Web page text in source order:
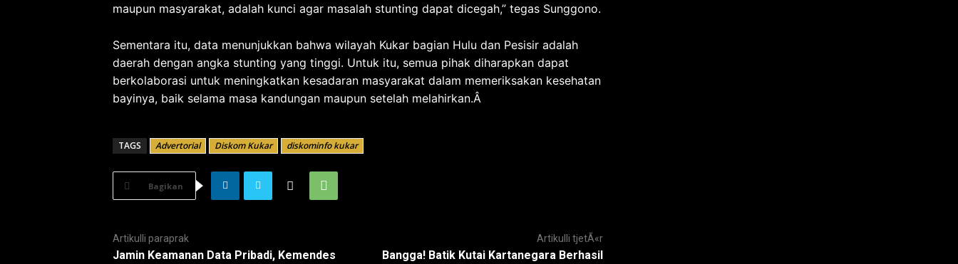
maupun masyarakat, adalah kunci agar masalah stunting dapat dicegah,” tegas Sunggono.
Sementara itu, data menunjukkan bahwa wilayah Kukar bagian Hulu dan Pesisir adalah
daerah dengan angka stunting yang tinggi. Untuk itu, semua pihak diharapkan dapat
berkolaborasi untuk meningkatkan kesadaran masyarakat dalam memeriksakan kesehatan
bayinya, baik selama masa kandungan maupun setelah melahirkan.Â
TAGS Advertorial Diskom Kukar diskominfo kukar
Bagikan
Artikulli paraprak
Jamin Keamanan Data Pribadi, Kemendes
Artikulli tjetÃ«r
Bangga! Batik Kutai Kartanegara Berhasil